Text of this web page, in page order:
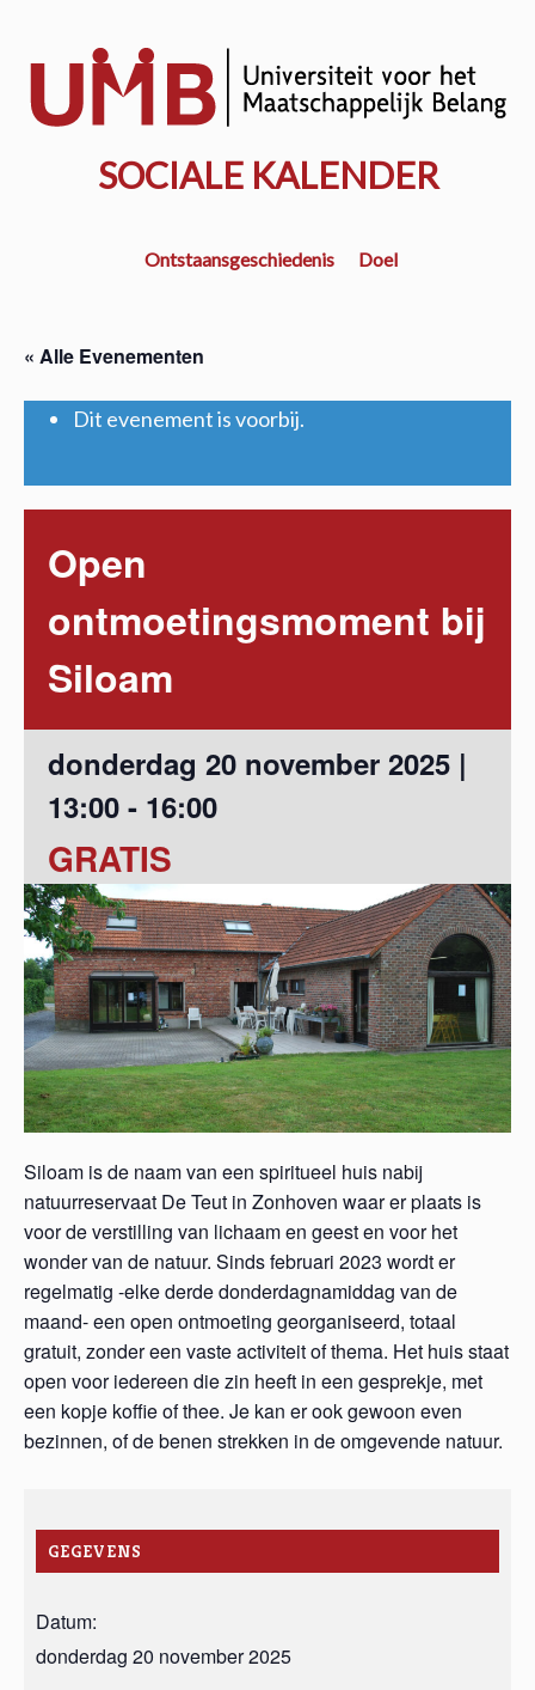
hoofd
SOCIALE KALENDER
Ontstaansgeschiedenis Doel
« Alle Evenementen
Dit evenement is voorbij.
Open
ontmoetingsmoment bij
Siloam
donderdag 20 november 2025 |
13:00 - 16:00
GRATIS
Siloam is de naam van een spiritueel huis nabij
natuurreservaat De Teut in Zonhoven waar er plaats is
voor de verstilling van lichaam en geest en voor het
wonder van de natuur. Sinds februari 2023 wordt er
regelmatig -elke derde donderdagnamiddag van de
maand- een open ontmoeting georganiseerd, totaal
gratuit, zonder een vaste activiteit of thema. Het huis staat
open voor iedereen die zin heeft in een gesprekje, met
een kopje koffie of thee. Je kan er ook gewoon even
bezinnen, of de benen strekken in de omgevende natuur.
GEGEVENS
Datum:
donderdag 20 november 2025